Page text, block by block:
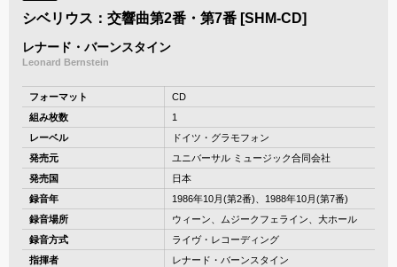
シベリウス：交響曲第2番・第7番 [SHM-CD]
レナード・バーンスタイン
Leonard Bernstein
フォーマット
CD
組み枚数
1
レーベル
ドイツ・グラモフォン
発売元
ユニバーサル ミュージック合同会社
発売国
日本
録音年
1986年10月(第2番)、1988年10月(第7番)
録音場所
ウィーン、ムジークフェライン、大ホール
録音方式
ライヴ・レコーディング
指揮者
レナード・バーンスタイン